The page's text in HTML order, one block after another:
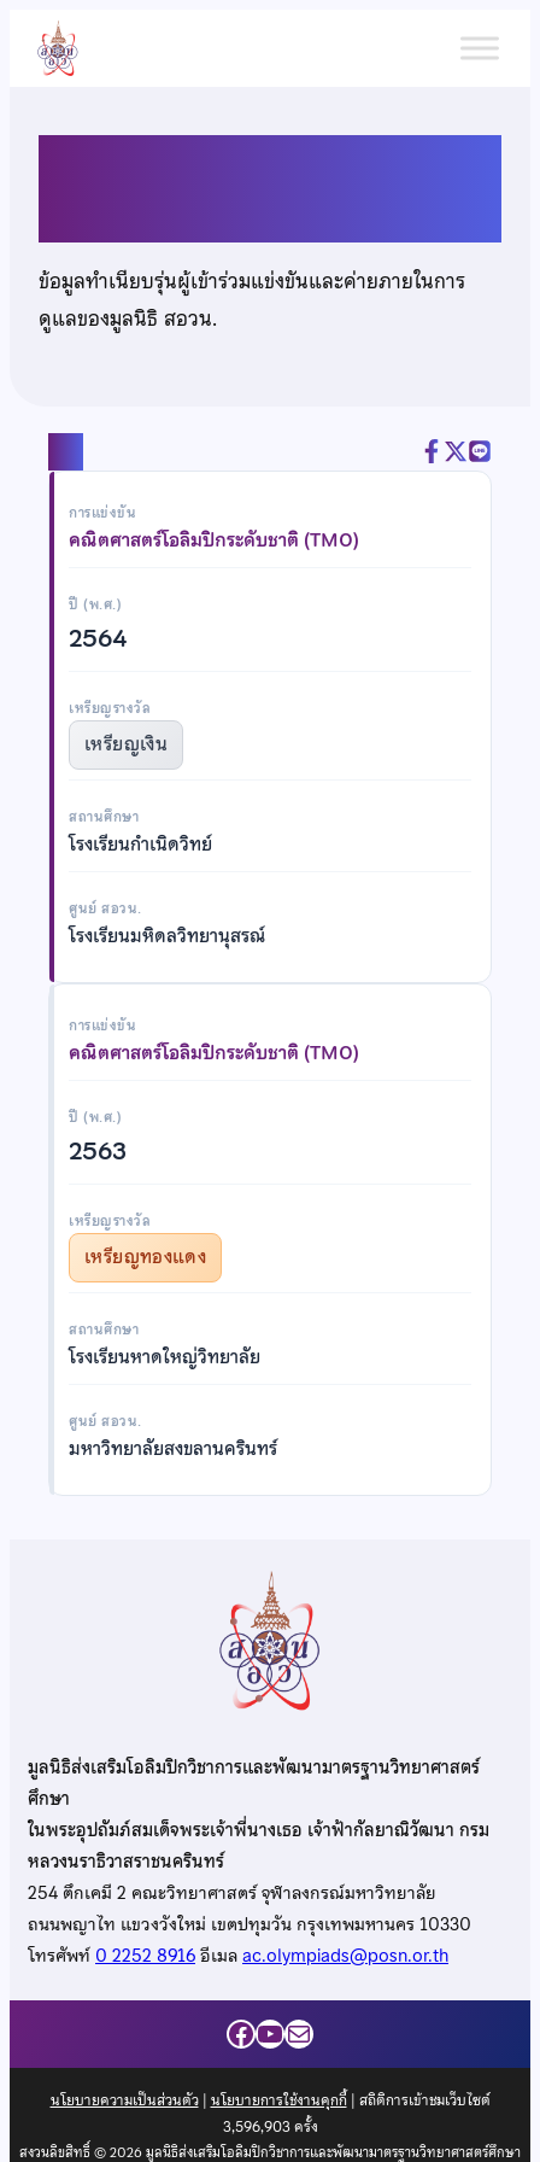
เนื้อหา
ข้อมูลทำเนียบรุ่นผู้เข้าร่วมแข่งขันและค่ายภายในการ
ดูแลของมูลนิธิ สอวน.
การแข่งขัน
คณิตศาสตร์โอลิมปิกระดับชาติ (TMO)
ปี (พ.ศ.)
2564
เหรียญรางวัล
เหรียญเงิน
สถานศึกษา
โรงเรียนกำเนิดวิทย์
ศูนย์ สอวน.
โรงเรียนมหิดลวิทยานุสรณ์
การแข่งขัน
คณิตศาสตร์โอลิมปิกระดับชาติ (TMO)
ปี (พ.ศ.)
2563
เหรียญรางวัล
เหรียญทองแดง
สถานศึกษา
โรงเรียนหาดใหญ่วิทยาลัย
ศูนย์ สอวน.
มหาวิทยาลัยสงขลานครินทร์
มูลนิธิส่งเสริมโอลิมปิกวิชาการและพัฒนามาตรฐานวิทยาศาสตร์
ศึกษา
ในพระอุปถัมภ์สมเด็จพระเจ้าพี่นางเธอ เจ้าฟ้ากัลยาณิวัฒนา กรม
หลวงนราธิวาสราชนครินทร์
254 ตึกเคมี 2 คณะวิทยาศาสตร์ จุฬาลงกรณ์มหาวิทยาลัย
ถนนพญาไท แขวงวังใหม่ เขตปทุมวัน กรุงเทพมหานคร 10330
โทรศัพท์0 2252 8916อีเมลac.olympiads@posn.or.th
Facebook
YouTube
Mail
นโยบายความเป็นส่วนตัว| นโยบายการใช้งานคุกกี้| สถิติการเข้าชมเว็บไซต์
3,596,903ครั้ง
สงวนลิขสิทธิ์ © 2026 มูลนิธิส่งเสริมโอลิมปิกวิชาการและพัฒนามาตรฐานวิทยาศาสตร์ศึกษา